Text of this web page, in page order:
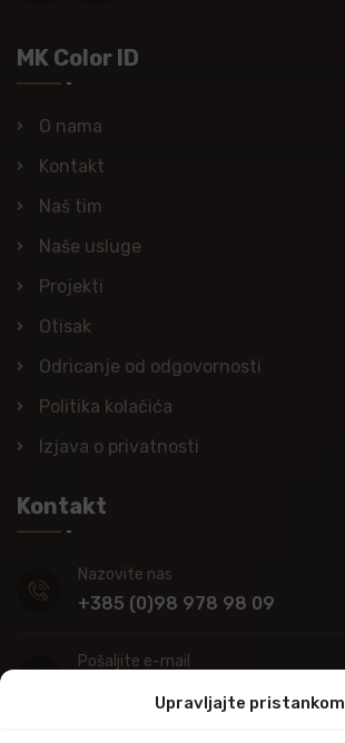
Upravljajte pristankom
MK Color ID
O nama
Kontakt
Naš tim
Naše usluge
Projekti
Otisak
Odricanje od odgovornosti
Politika kolačića
Izjava o privatnosti
Kontakt
Nazovite nas
+385 (0)98 978 98 09
Pošaljite e-mail